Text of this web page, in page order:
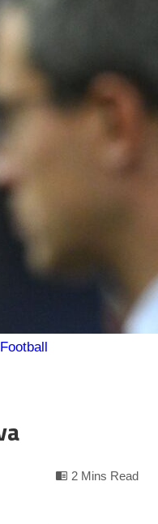
2 Mins Read